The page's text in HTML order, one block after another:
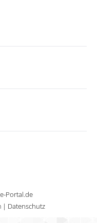
Portal.de
| Datenschutz